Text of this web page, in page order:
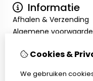
Informatie
Afhalen & Verzending
Algemene
Mijn account
Cookies &
We gebruiken